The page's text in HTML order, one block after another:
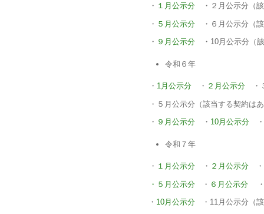
・ １月公示分 ・２月公示分（
・ ５月公示分 ・６月公示分（
・ ９月公示分 ・10月公示分（
令和６年
・ 1月公示分 ・ ２月公示分 ・
・５月公示分（該当する契約は
・ ９月公示分 ・ 10月公示分 ・
令和７年
・ １月公示分 ・ ２月公示分 ・
・５月公示分 ・ ６月公示分
・ 10月公示分 ・11月公示分（